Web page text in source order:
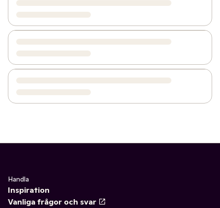
Handla
Inspiration
Vanliga frågor och svar